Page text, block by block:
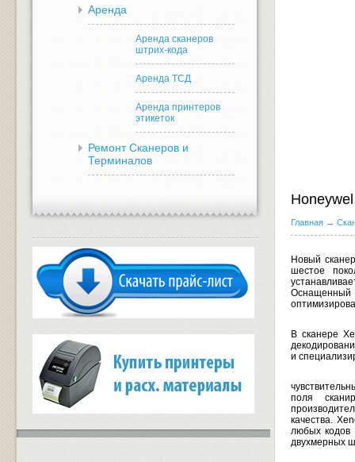
Аренда
Аренда сканеров
штрих-кода
Аренда ТСД
Аренда принтеров
этикеток
Ремонт Сканеров и
Терминалов
Главная →
Новый
шестое
Оснащенный
В сканере
и
поля
качества.
любых кодов
двухмерных